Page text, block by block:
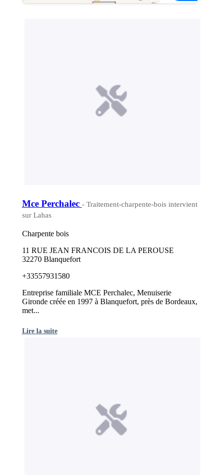
Mce Perchalec - Traitement-charpente-bois intervient
sur Lahas
Charpente bois
11 RUE JEAN FRANCOIS DE LA PEROUSE
32270 Blanquefort
+33557931580
Entreprise familiale MCE Perchalec, Menuiserie
Gironde créée en 1997 à Blanquefort, près de Bordeaux,
met...
Lire la suite